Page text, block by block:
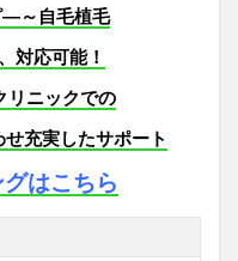
―～自毛植毛
対応可能！
リニックでの
充実したサポート
はこちら